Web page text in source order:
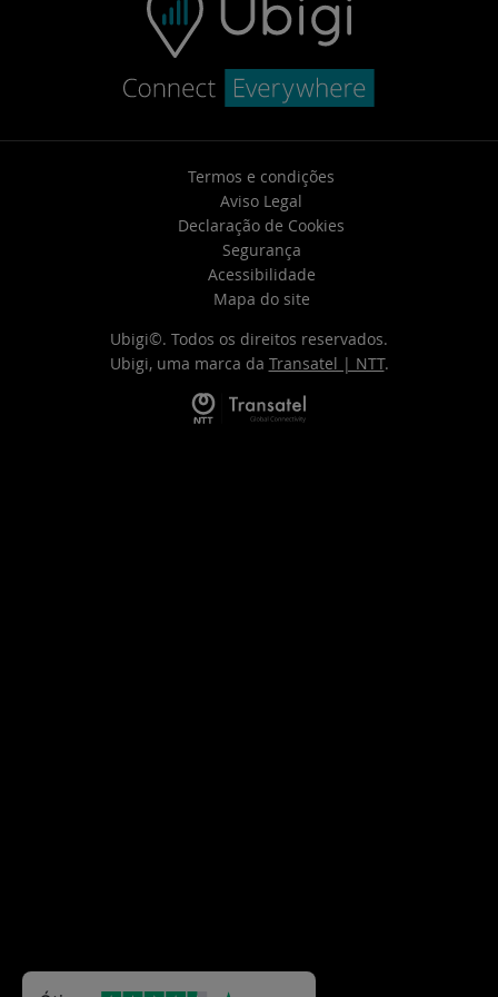
Termos e condições
Aviso Legal
Declaração de Cookies
Segurança
Acessibilidade
Mapa do site
Ubigi©. Todos os direitos reservados.
Ubigi, uma marca da Transatel | NTT.